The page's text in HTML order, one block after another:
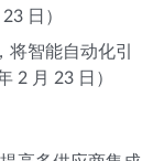
日）
智能自动化引
2 月 23 日）